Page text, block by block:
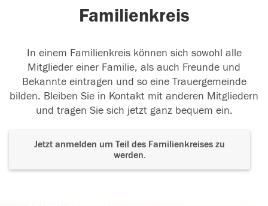
Familienkreis
In einem Familienkreis können sich sowohl alle
Mitglieder einer Familie, als auch Freunde und
Bekannte eintragen und so eine Trauergemeinde
bilden. Bleiben Sie in Kontakt mit anderen Mitgliedern
und tragen Sie sich jetzt ganz bequem ein.
Jetzt anmelden um Teil des Familienkreises zu
werden.